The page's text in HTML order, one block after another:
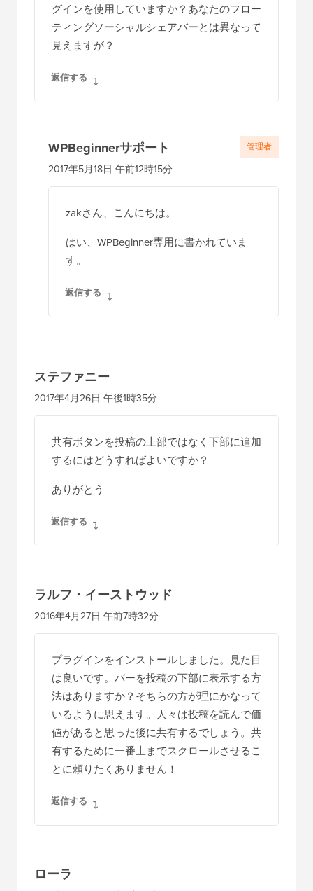
グインを使用していますか？あなたのフロー
ティングソーシャルシェアバーとは異なって
見えますが？
返信する
WPBeginnerサポート
2017年5月18日 午前12時15分
zakさん、こんにちは。
はい、WPBeginner専用に書かれていま
す。
返信する
管理者
ステファニー
2017年4月26日 午後1時35分
共有ボタンを投稿の上部ではなく下部に追加
するにはどうすればよいですか？
ありがとう
返信する
ラルフ・イーストウッド
2016年4月27日 午前7時32分
プラグインをインストールしました。見た目
は良いです。バーを投稿の下部に表示する方
法はありますか？そちらの方が理にかなって
いるように思えます。人々は投稿を読んで価
値があると思った後に共有するでしょう。共
有するために一番上までスクロールさせるこ
とに頼りたくありません！
返信する
ローラ